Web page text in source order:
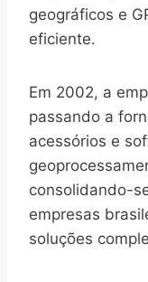
geográficos e
eficiente.
Em 2002, a
passando a
acessórios e
consolidando-
empresas
soluções